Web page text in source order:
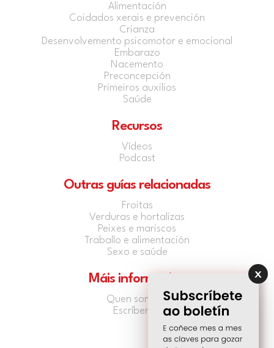
Alimentación
Coidados xerais e prevención
Crianza
Desenvolvemento psicomotor e emocional
Embarazo
Nacemento
Preconcepción
Primeiros auxilios
Saúde
Recursos
Vídeos
Podcast
Outras guías relacionadas
Froitas
Verduras e hortalizas
Peixes e mariscos
Traballo e alimentación
Sexo e saúde
Máis información
Quen somos?
Escríbenos